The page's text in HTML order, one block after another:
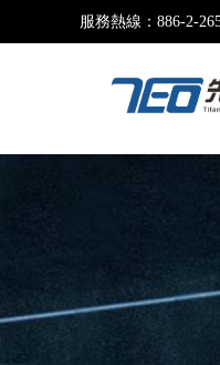
服務熱線： 886-2-